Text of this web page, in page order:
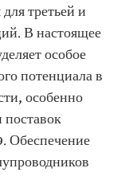
третьей и
В настоящее
особое
потенциала в
особенно
поставок
Обеспечение